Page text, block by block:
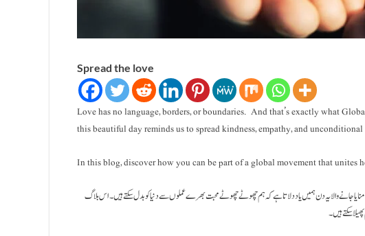
Spread the love
Love has no language, borders, or boundaries. And that’s exactly what
this beautiful day reminds us to spread kindness, empathy, and
In this blog, discover how you can be part of a global movement that unites
جانے والا یہ دن ہمیں یاد دلاتا ہے کہ ہم چھوٹے چھوٹے محبت بھرے عملوں سے دنیا کو بدل سکتے ہیں۔ اس بلاگ
سکتے ہیں۔